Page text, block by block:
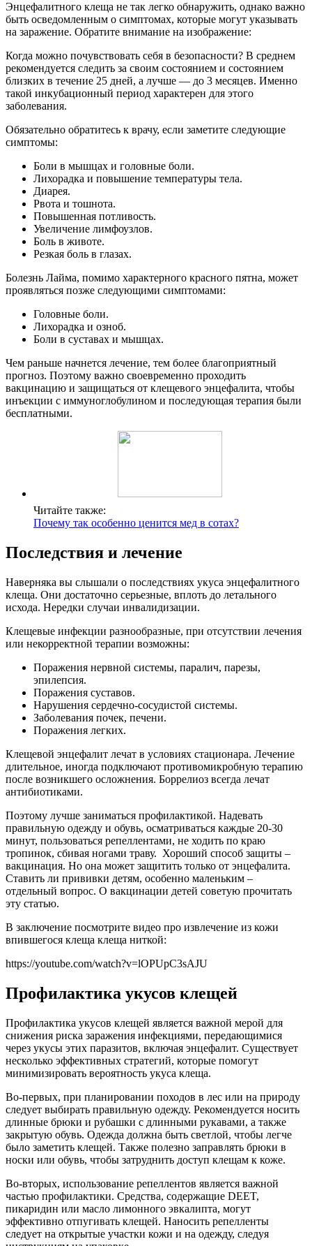
Энцефалитного клеща не так легко обнаружить, однако важно
быть осведомленным о симптомах, которые могут указывать
на заражение. Обратите внимание на изображение:
Когда можно почувствовать себя в безопасности? В среднем
рекомендуется следить за своим состоянием и состоянием
близких в течение 25 дней, а лучше — до 3 месяцев. Именно
такой инкубационный период характерен для этого
заболевания.
Обязательно обратитесь к врачу, если заметите следующие
симптомы:
Боли в мышцах и головные боли.
Лихорадка и повышение температуры тела.
Диарея.
Рвота и тошнота.
Повышенная потливость.
Увеличение лимфоузлов.
Боль в животе.
Резкая боль в глазах.
Болезнь Лайма, помимо характерного красного пятна, может
проявляться позже следующими симптомами:
Головные боли.
Лихорадка и озноб.
Боли в суставах и мышцах.
Чем раньше начнется лечение, тем более благоприятный
прогноз. Поэтому важно своевременно проходить
вакцинацию и защищаться от клещевого энцефалита, чтобы
инъекции с иммуноглобулином и последующая терапия были
бесплатными.
Читайте также:
Почему так особенно ценится мед в сотах?
Последствия и лечение
Наверняка вы слышали о последствиях укуса энцефалитного
клеща. Они достаточно серьезные, вплоть до летального
исхода. Нередки случаи инвалидизации.
Клещевые инфекции разнообразные, при отсутствии лечения
или некорректной терапии возможны:
Поражения нервной системы, паралич, парезы,
эпилепсия.
Поражения суставов.
Нарушения сердечно-сосудистой системы.
Заболевания почек, печени.
Поражения легких.
Клещевой энцефалит лечат в условиях стационара. Лечение
длительное, иногда подключают противомикробную терапию
после возникшего осложнения. Боррелиоз всегда лечат
антибиотиками.
Поэтому лучше заниматься профилактикой. Надевать
правильную одежду и обувь, осматриваться каждые 20-30
минут, пользоваться репеллентами, не ходить по краю
тропинок, сбивая ногами траву. Хороший способ защиты –
вакцинация. Но она может защитить только от энцефалита.
Ставить ли прививки детям, особенно маленьким –
отдельный вопрос. О вакцинации детей советую прочитать
эту статью.
В заключение посмотрите видео про извлечение из кожи
впившегося клеща клеща ниткой:
https://youtube.com/watch?v=lOPUpC3sAJU
Профилактика укусов клещей
Профилактика укусов клещей является важной мерой для
снижения риска заражения инфекциями, передающимися
через укусы этих паразитов, включая энцефалит. Существует
несколько эффективных стратегий, которые помогут
минимизировать вероятность укуса клеща.
Во-первых, при планировании походов в лес или на природу
следует выбирать правильную одежду. Рекомендуется носить
длинные брюки и рубашки с длинными рукавами, а также
закрытую обувь. Одежда должна быть светлой, чтобы легче
было заметить клещей. Также полезно заправлять брюки в
носки или обувь, чтобы затруднить доступ клещам к коже.
Во-вторых, использование репеллентов является важной
частью профилактики. Средства, содержащие DEET,
пикаридин или масло лимонного эвкалипта, могут
эффективно отпугивать клещей. Наносить репелленты
следует на открытые участки кожи и на одежду, следуя